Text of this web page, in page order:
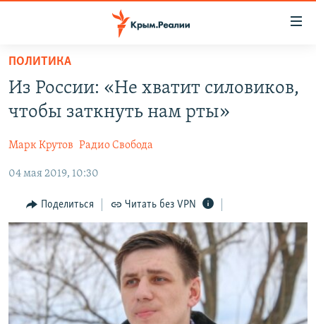
Вернуться
основному
содержанию
навигации
Вернутся
поиску
СПЕЦПРОЕКТЫ
КАРТА ВОЕННЫХ ОБЪЕКТОВ КРЫМА
11 ЛЕТ ОККУПАЦИИ КРЫМА. 11 ИСТОРИЙ СОПРОТИВЛЕНИЯ
ИСТОРИЯ
ЕЩЕ
ИНТЕРАКТИВ
ИНФОГРАФИКА
ТЕЛЕПРОЕКТ КРЫМ.РЕАЛИИ
СОВЕТЫ ПРАВОЗАЩИТНИКОВ
ПРОПАВШИЕ БЕЗ ВЕСТИ
РАДІО СВОБОДА
КАК ОБОЙТИ БЛОКИРОВКУ
Українською
Qırımtatar
ПОЛИТИКА
Из России: «Не хватит силовиков,
чтобы заткнуть нам рты»
Марк Крутов Радио Свобода
04 мая 2019, 10:30
Поделиться Читать без VPN